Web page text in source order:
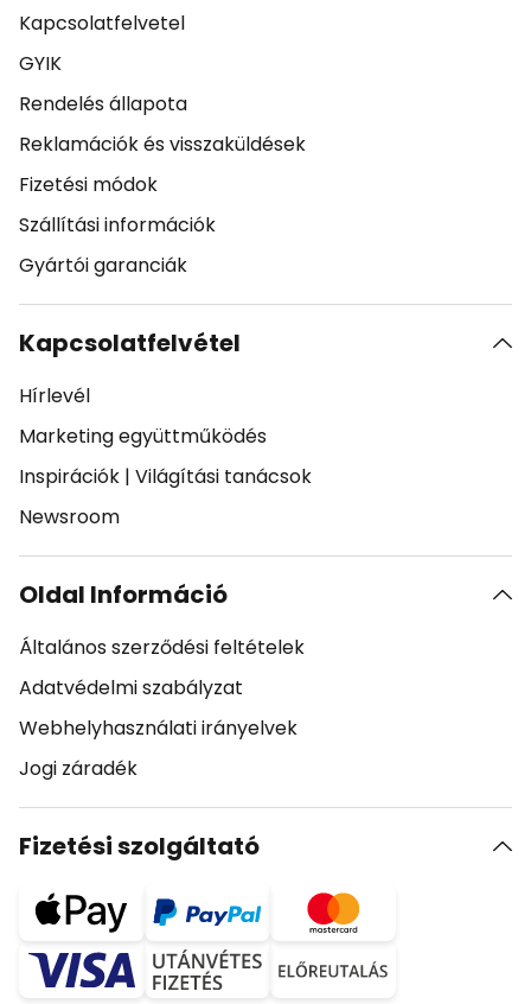
Kapcsolatfelvetel
GYIK
Rendelés állapota
Reklamációk és visszaküldések
Fizetési módok
Szállítási információk
Gyártói garanciák
Kapcsolatfelvétel
Hírlevél
Marketing együttműködés
Inspirációk | Világítási tanácsok
Newsroom
Oldal Információ
Általános szerződési feltételek
Adatvédelmi szabályzat
Webhelyhasználati irányelvek
Jogi záradék
Fizetési szolgáltató